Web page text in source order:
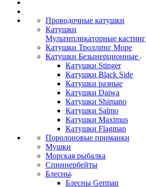
Проводочные катушки
Катушки
Мультипликаторные кастинг
Катушки Троллинг Море
Катушки Безынерционные
Катушки Stinger
Катушки Black Side
Катушки разные
Катушки Daiwa
Катушки Shimano
Катушки Salmo
Катушки Maximus
Катушки Flagman
Поролоновые приманки
Мушки
Морская рыбалка
Спиннербейты
Блесны
Блесны German